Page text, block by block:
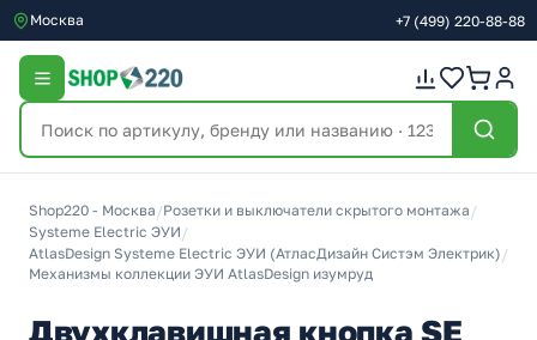
Москва +7 (499) 220-88-88
Shop220 - Москва /Розетки и выключатели скрытого монтажа /
Systeme Electric ЭУИ /
AtlasDesign Systeme Electric ЭУИ (АтласДизайн Систэм Электрик) /
Механизмы коллекции ЭУИ AtlasDesign изумруд
Двухклавишная кнопка SE